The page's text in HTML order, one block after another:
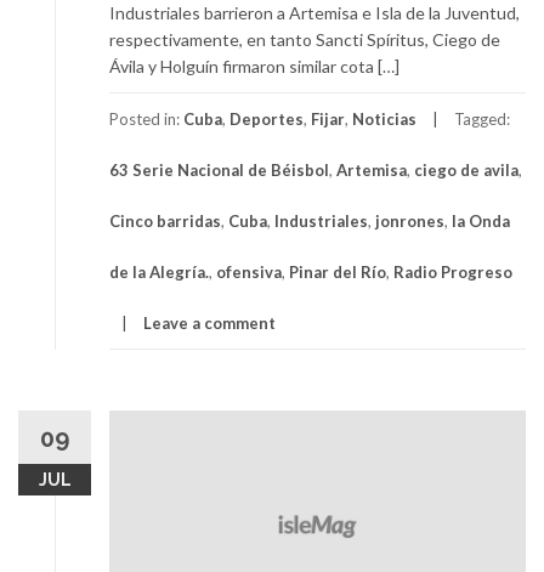
Industriales barrieron a Artemisa e Isla de la Juventud,
respectivamente, en tanto Sancti Spíritus, Ciego de
Ávila y Holguín firmaron similar cota […]
Posted in: Cuba, Deportes, Fijar, Noticias Tagged:
63 Serie Nacional de Béisbol, Artemisa, ciego de avila,
Cinco barridas, Cuba, Industriales, jonrones, la Onda
de la Alegría., ofensiva, Pinar del Río, Radio Progreso
Leave a comment
09
JUL